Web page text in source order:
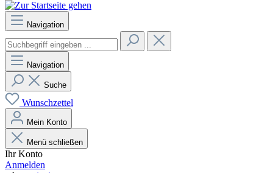
Navigation
Navigation
Suche
Wunschzettel
Mein Konto
Menü schließen
Ihr Konto
Anmelden